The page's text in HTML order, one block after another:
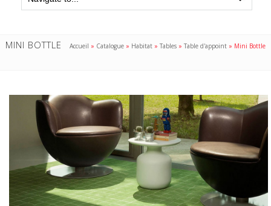
MINI BOTTLE Accueil » Catalogue » Habitat »Tables »Table d'appoint » Mini Bottle